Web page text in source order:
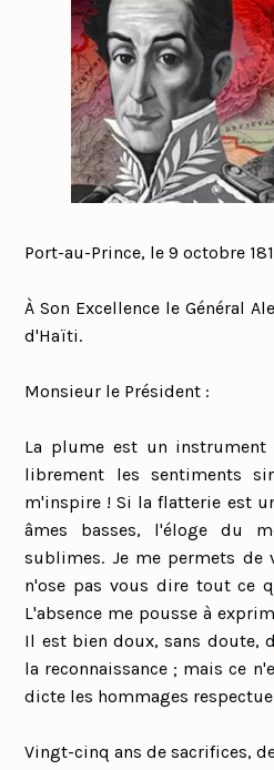
Port-au-Prince, le 9 octobre
À Son Excellence le Général
d'Haïti.
Monsieur le Président :
La plume est un
librement les sentiments
m'inspire ! Si la flatterie est
âmes basses, l'éloge du
sublimes. Je me permets de
n'ose pas vous dire tout ce
L'absence me pousse à
Il est bien doux, sans doute,
la reconnaissance ; mais ce
dicte les hommages
Vingt-cinq ans de sacrifices,